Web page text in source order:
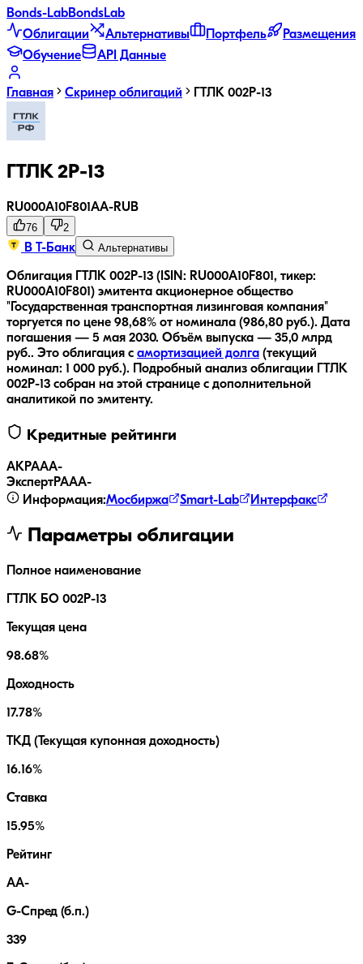
Bonds-LabBondsLab
Облигации
Альтернативы Портфель
Размещения
Обучение
API Данные
Главная Скринер облигаций ГТЛК 002P-13
ГТЛК 2P-13
RU000A10F801AA-RUB
76 2
В Т-Банк Альтернативы
Облигация ГТЛК 002P-13 (ISIN: RU000A10F801, тикер:
RU000A10F801) эмитента акционерное общество
"Государственная транспортная лизинговая компания"
торгуется по цене 98,68% от номинала (986,80 руб.). Дата
погашения — 5 мая 2030. Объём выпуска — 35,0 млрд
руб.. Это облигация с амортизацией долга (текущий
номинал: 1 000 руб.). Подробный анализ облигации
ГТЛК
002P-13 собран на этой странице с дополнительной
аналитикой по эмитенту.
Кредитные рейтинги
АКРАAA-
ЭкспертРАAA-
Информация:Мосбиржа Smart-Lab Интерфакс
Параметры облигации
Полное наименование
ГТЛК БО 002P-13
Текущая цена
98.68%
Доходность
17.78%
ТКД (Текущая купонная доходность)
16.16%
Ставка
15.95%
Рейтинг
AA-
G-Спред (б.п.)
339